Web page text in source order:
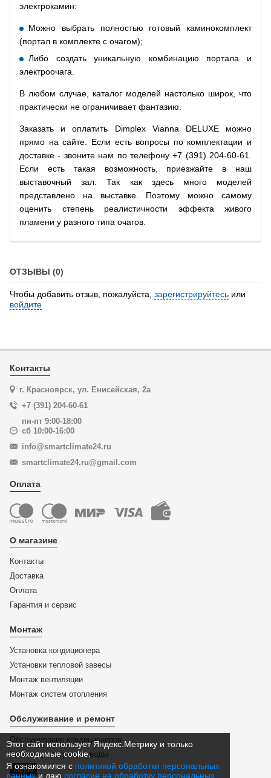
Этот сайт использует Яндекс.Метрику и только
необходимые cookie.
Я ознакомился с политикой обработки персональных
данныхи даю согласие на обработку персональных
электрокамин:
Можно выбрать полностью готовый каминокомплект
(портал в комплекте с очагом);
Либо создать уникальную комбинацию портала и
электроочага.
В любом случае, каталог моделей настолько широк, что
практически не ограничивает фантазию.
Заказать и оплатить Dimplex Vianna DELUXE можно
прямо на сайте. Если есть вопросы по комплектации и
доставке - звоните нам по телефону +7 (391) 204-60-61.
Если есть такая возможность, приезжайте в наш
выставочный зал. Так как здесь много моделей
представлено на выставке. Поэтому можно самому
оценить степень реалистичности эффекта живого
пламени у разного типа очагов.
ОТЗЫВЫ (0)
Чтобы добавить отзыв, пожалуйста, зарегистрируйтесь или
войдите
Контакты
г. Красноярск, ул. Енисейская, 2а
+7 (391) 204-60-61
пн-пт 9:00-18:00
сб 10:00-16:00
info@smartclimate24.ru
smartclimate24.ru@gmail.com
Оплата
О магазине
Контакты
Доставка
Оплата
Гарантия и сервис
Монтаж
Установка кондиционера
Установки тепловой завесы
Монтаж вентиляции
Монтаж систем отопления
Обслуживание и ремонт
Обслуживание кондиционеров
Замена фильтра для воды
Меню